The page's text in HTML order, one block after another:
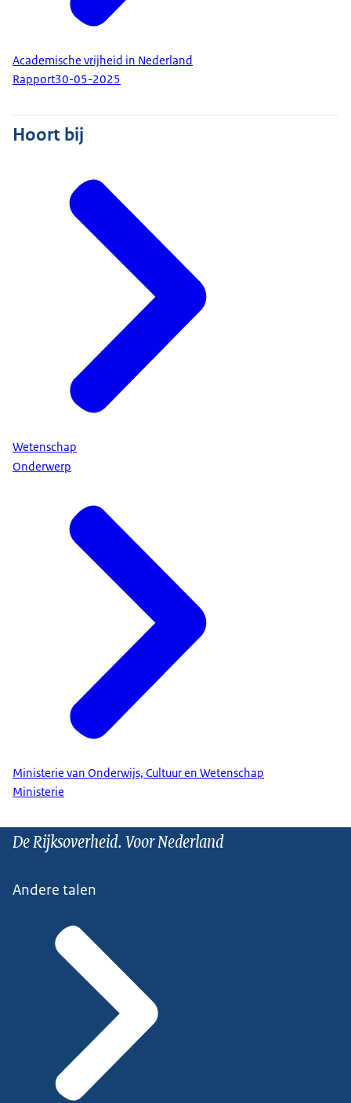
Academische vrijheid in Nederland
Rapport30-05-2025
Hoort bij
Wetenschap
Onderwerp
Ministerie van Onderwijs, Cultuur en Wetenschap
Ministerie
De Rijksoverheid. Voor Nederland
Andere talen